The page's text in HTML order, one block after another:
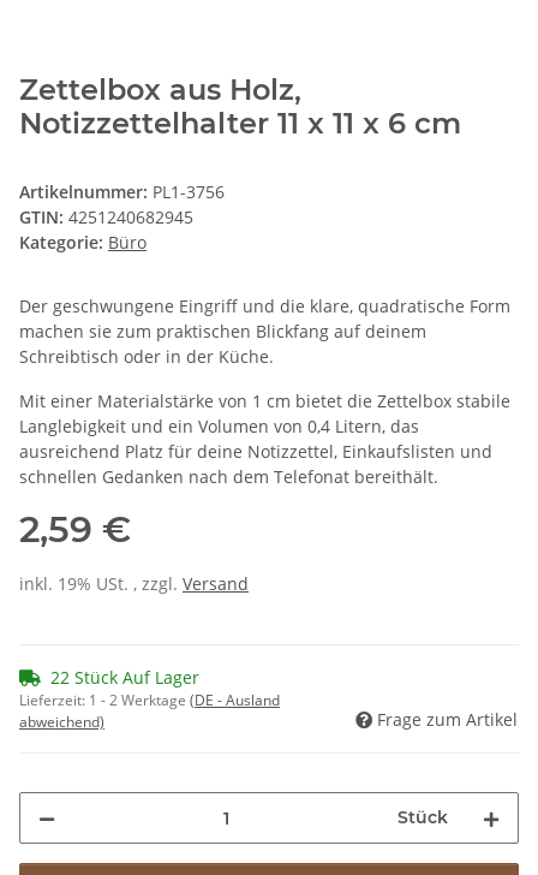
Zettelbox aus Holz,
Notizzettelhalter 11 x 11 x 6 cm
Artikelnummer: PL1-3756
GTIN: 4251240682945
Kategorie: Büro
Der geschwungene Eingriff und die klare, quadratische Form
machen sie zum praktischen Blickfang auf deinem
Schreibtisch oder in der Küche.
Mit einer Materialstärke von 1 cm bietet die Zettelbox stabile
Langlebigkeit und ein Volumen von 0,4 Litern, das
ausreichend Platz für deine Notizzettel, Einkaufslisten und
schnellen Gedanken nach dem Telefonat bereithält.
2,59 €
inkl. 19% USt. , zzgl. Versand
22 Stück Auf Lager
Lieferzeit: 1 - 2 Werktage (DE - Ausland
abweichend)
Frage zum Artikel
Stück